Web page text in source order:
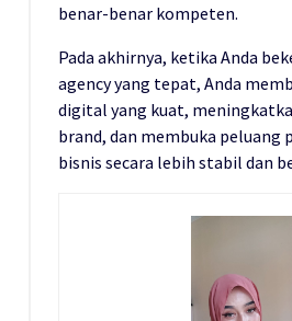
benar-benar kompeten.
Pada akhirnya, ketika Anda
agency yang tepat, Anda
digital yang kuat,
brand, dan membuka peluang
bisnis secara lebih stabil dan